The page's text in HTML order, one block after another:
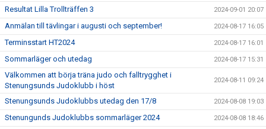
Resultat Lilla Trollträffen 3 2024-09-01 20:07
Anmälan till tävlingar i augusti och september! 2024-08-17 16:05
Terminsstart HT2024 2024-08-17 16:01
Sommarläger och utedag 2024-08-17 15:31
Välkommen att börja träna judo och falltrygghet i
Stenungsunds Judoklubb i höst
2024-08-11 09:24
Stenungsunds Judoklubbs utedag den 17/8 2024-08-08 19:03
Stenungunds Judoklubbs sommarläger 2024 2024-08-08 18:46